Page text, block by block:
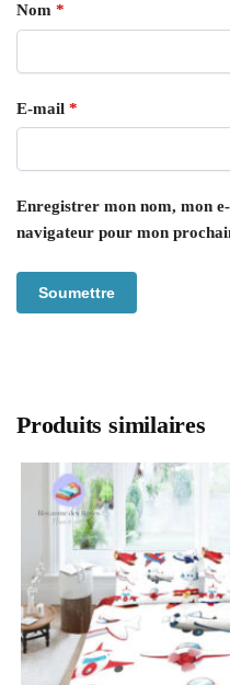
Nom *
E-mail *
Enregistrer mon nom, mon
navigateur pour mon
Produits similaires